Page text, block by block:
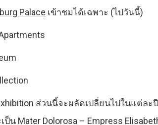
Palace เข้าชมได้เฉพาะ (ไปวันนี้)
ส่วนนี้จะผลัดเปลี่ยนไปในแต่ละปี
ป็น Mater Dolorosa – Empress